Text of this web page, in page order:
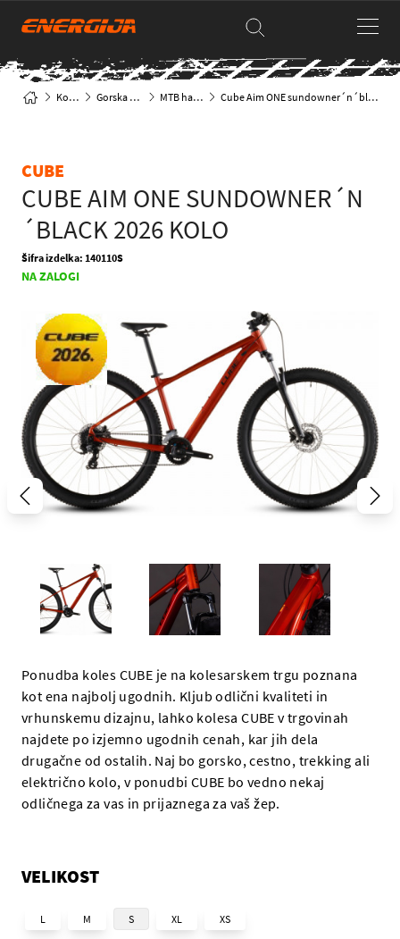
Kolesa Gorska kolesa MTB hardtail Cube Aim ONE sundowner´n´black 2026 Kolo
CUBE
CUBE AIM ONE SUNDOWNER´N
´BLACK 2026 KOLO
Šifra izdelka: 140110S
NA ZALOGI
Ponudba koles CUBE je na kolesarskem trgu poznana
kot ena najbolj ugodnih. Kljub odlični kvaliteti in
vrhunskemu dizajnu, lahko kolesa CUBE v trgovinah
najdete po izjemno ugodnih cenah, kar jih dela
drugačne od ostalih. Naj bo gorsko, cestno, trekking ali
električno kolo, v ponudbi CUBE bo vedno nekaj
odličnega za vas in prijaznega za vaš žep.
VELIKOST
L M S XL XS